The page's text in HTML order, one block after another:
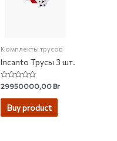
Комплекты трусов
Incanto Трусы 3 шт.
Rated
0
out
29950000,00Br
Buy product